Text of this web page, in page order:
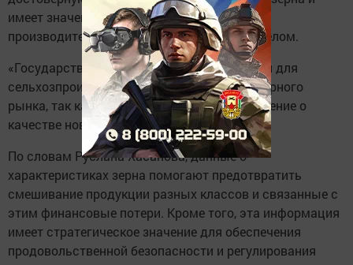
имеет значение как для непосредственных
производителей, так и для государства в целом.
«Государственный мониторинг зерна важен для
сельхозпроизводителей и регуляторов аграрного
рынка, так как дает объективное представление о
качестве нового урожая», — подчеркнул он.
По словам Руслана Хасанова, данные о
характеристиках зерна помогают предотвратить
смешивание продукции разных классов и связанные с
этим финансовые потери. Кроме того, эта информация
имеет стратегическое значение для обеспечения
продовольственной безопасности и регулирования